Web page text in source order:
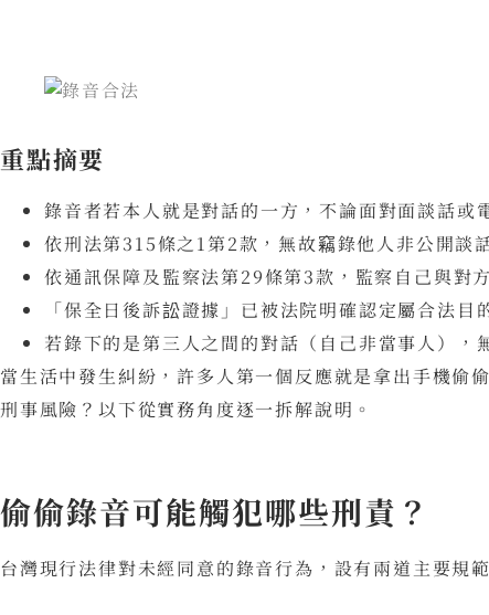
重點摘要
錄音者若本人就是對話的一方，不論面對面談話或
依刑法第315條之1第2款，無故竊錄他人非公開談
依通訊保障及監察法第29條第3款，監察自己與對
「保全日後訴訟證據」已被法院明確認定屬合法
若錄下的是第三人之間的對話（自己非當事人），
當生活中發生糾紛，許多人第一個反應就是拿出手機偷
刑事風險？以下從實務角度逐一拆解說明。
偷偷錄音可能觸犯哪些刑責？
台灣現行法律對未經同意的錄音行為，設有兩道主要規